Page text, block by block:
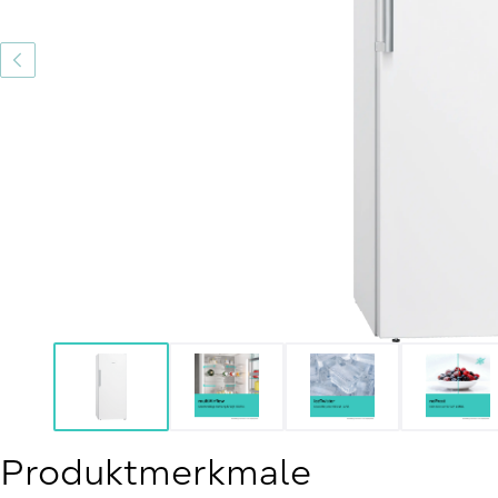
Produktmerkmale